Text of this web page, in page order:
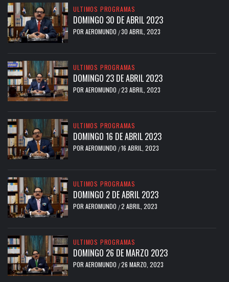
ULTIMOS PROGRAMAS
DOMINGO 30 DE ABRIL 2023
POR AEROMUNDO /30 ABRIL, 2023
ULTIMOS PROGRAMAS
DOMINGO 23 DE ABRIL 2023
POR AEROMUNDO /23 ABRIL, 2023
ULTIMOS PROGRAMAS
DOMINGO 16 DE ABRIL 2023
POR AEROMUNDO /16 ABRIL, 2023
ULTIMOS PROGRAMAS
DOMINGO 2 DE ABRIL 2023
POR AEROMUNDO /2 ABRIL, 2023
ULTIMOS PROGRAMAS
DOMINGO 26 DE MARZO 2023
POR AEROMUNDO /26 MARZO, 2023